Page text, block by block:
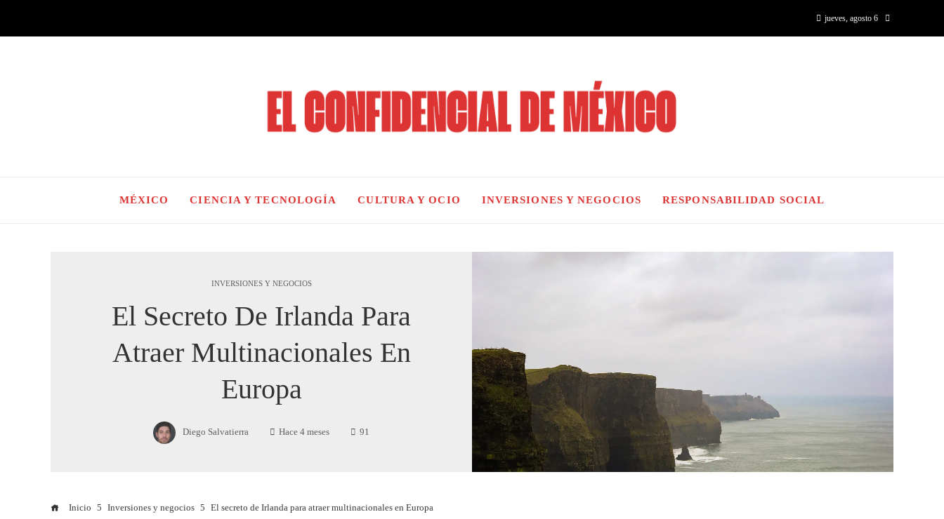
jueves, agosto 6
MÉXICO CIENCIA Y TECNOLOGÍA CULTURA Y OCIO INVERSIONES Y NEGOCIOS RESPONSABILIDAD SOCIAL
INVERSIONES Y NEGOCIOS
El Secreto De Irlanda Para
Atraer Multinacionales En
Europa
Diego Salvatierra Hace 4 meses 91
Inicio Inversiones y negocios El secreto de Irlanda para atraer multinacionales en Europa